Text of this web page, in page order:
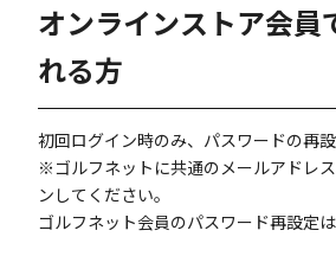
オンラインストア会
れる方
初回ログイン時のみ、パスワードの再設
※ゴルフネットに共通のメールアドレ
ンしてください。
ゴルフネット会員のパスワード再設定は